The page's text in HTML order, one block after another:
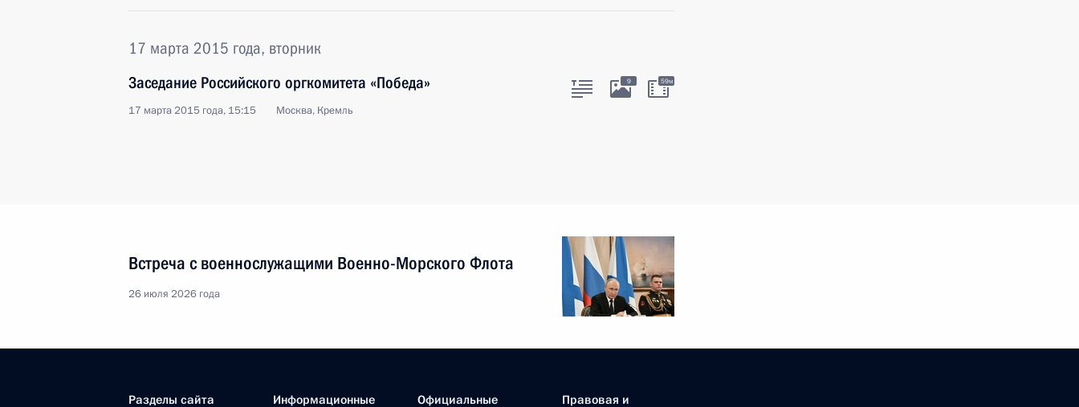
17 марта 2015 года, вторник
Заседание Российского оргкомитета «Победа»
17 марта 2015 года, 15:15 Москва, Кремль
9 59м
Встреча с военнослужащими Военно-Морского Флота
26 июля 2026 года
Разделы сайта Информационные Официальные Правовая и